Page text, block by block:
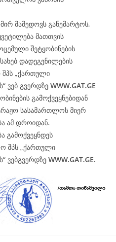
მამედოვს განემარტოს,
მათთვის
შეტყობინების
დადეგენილების
„ქართული
ვებ გვერდზე WWW.GAT.GE
გამოქვეყნებიდან
სასამართლოს მიერ
ამ დროიდან.
გამოქვეყნდეს
შპს „ქართული
ვებგვერდზე WWW.GAT.GE.